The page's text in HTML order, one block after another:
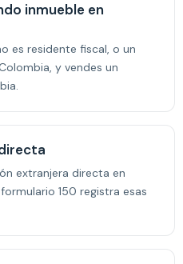
inmueble en
es residente fiscal, o un
y vendes un
extranjera directa en
150 registra esas